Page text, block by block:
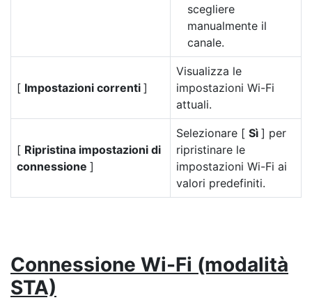
scegliere
manualmente il
canale.
[ Impostazioni correnti ]
Visualizza le
impostazioni Wi-Fi
attuali.
[ Ripristina impostazioni di
connessione ]
Selezionare [ Sì ] per
ripristinare le
impostazioni Wi-Fi ai
valori predefiniti.
Connessione Wi-Fi (modalità
STA)